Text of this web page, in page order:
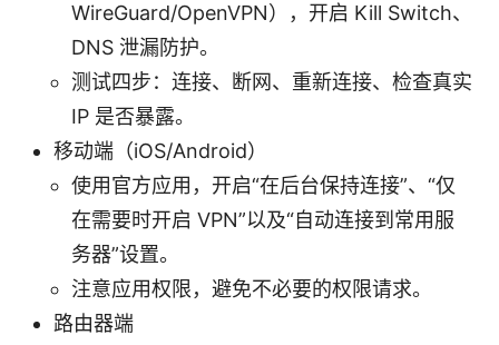
WireGuard/OpenVPN），开启 Kill Switch、
DNS 泄漏防护。
测试四步：连接、断网、重新连接、检查真实
IP 是否暴露。
移动端（iOS/Android）
使用官方应用，开启“在后台保持连接”、“仅
在需要时开启 VPN”以及“自动连接到常用服
务器”设置。
注意应用权限，避免不必要的权限请求。
路由器端